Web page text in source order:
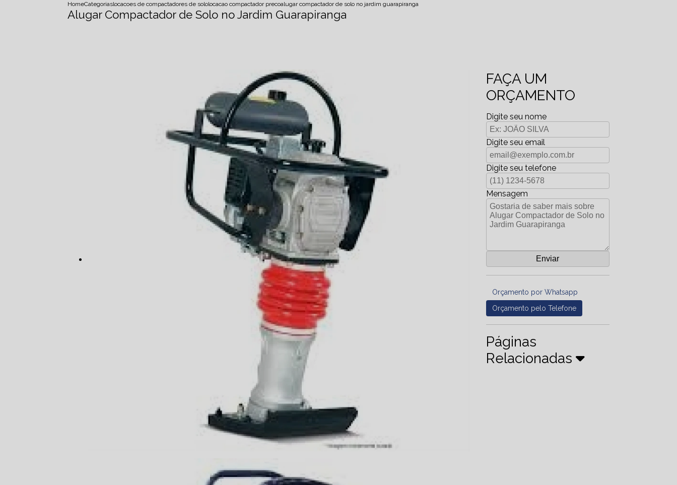
HomeCategoriaslocacoes de compactadores de sololocacao compactador precoalugar compactador de solo no jardim guarapiranga
Alugar Compactador de Solo no Jardim Guarapiranga
FAÇA UM
ORÇAMENTO
Digite seu nome
Digite seu email
Digite seu telefone
Mensagem
Orçamento por Whatsapp
Orçamento pelo Telefone
Páginas
Relacionadas